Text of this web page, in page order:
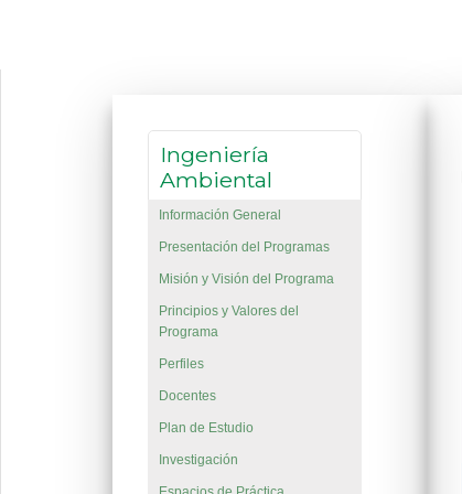
Ingeniería
Ambiental
Información General
Presentación del Programas
Misión y Visión del Programa
Principios y Valores del
Programa
Perfiles
Docentes
Plan de Estudio
Investigación